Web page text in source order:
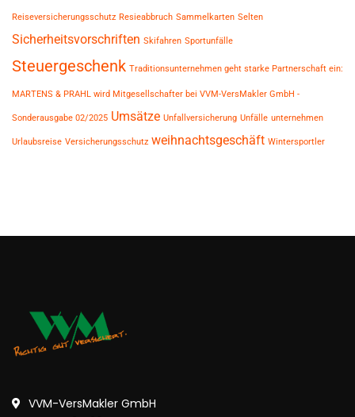
Reiseversicherungsschutz Resieabbruch Sammelkarten Selten
Sicherheitsvorschriften Skifahren Sportunfälle
Steuergeschenk Traditionsunternehmen geht starke Partnerschaft ein:
MARTENS & PRAHL wird Mitgesellschafter bei VVM-VersMakler GmbH -
Sonderausgabe 02/2025 Umsätze Unfallversicherung Unfälle unternehmen
Urlaubsreise Versicherungsschutz weihnachtsgeschäft Wintersportler
VVM-VersMakler GmbH